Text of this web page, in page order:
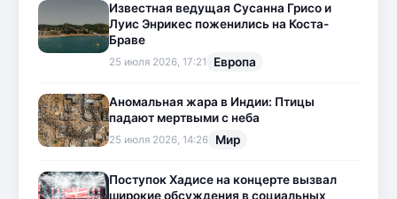
Известная ведущая Сусанна Грисо и
Луис Энрикес поженились на Коста-
Браве
25 июля 2026, 17:21 Европа
Аномальная жара в Индии: Птицы
падают мертвыми с неба
25 июля 2026, 14:26 Мир
Поступок Хадисе на концерте вызвал
широкие обсуждения в социальных